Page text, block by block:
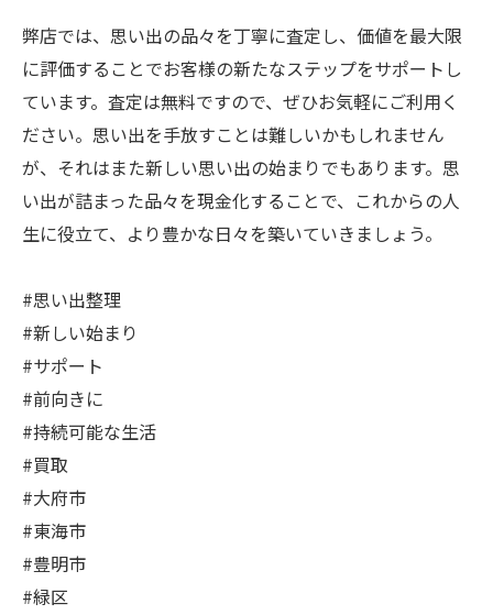
弊店では、思い出の品々を丁寧に査定し、価値を最大限
に評価することでお客様の新たなステップをサポートし
ています。査定は無料ですので、ぜひお気軽にご利用く
ださい。思い出を手放すことは難しいかもしれません
が、それはまた新しい思い出の始まりでもあります。思
い出が詰まった品々を現金化することで、これからの人
生に役立て、より豊かな日々を築いていきましょう。
#思い出整理
#新しい始まり
#サポート
#前向きに
#持続可能な生活
#買取
#大府市
#東海市
#豊明市
#緑区